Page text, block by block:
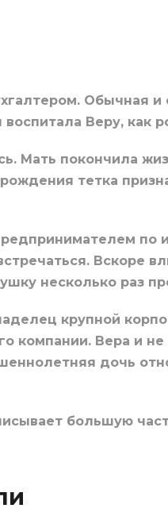
Обычная
воспитала Веру,
Мать покончила
тетка
Вскоре
несколько раз
крупной
компании. Вера и
дочь
большую